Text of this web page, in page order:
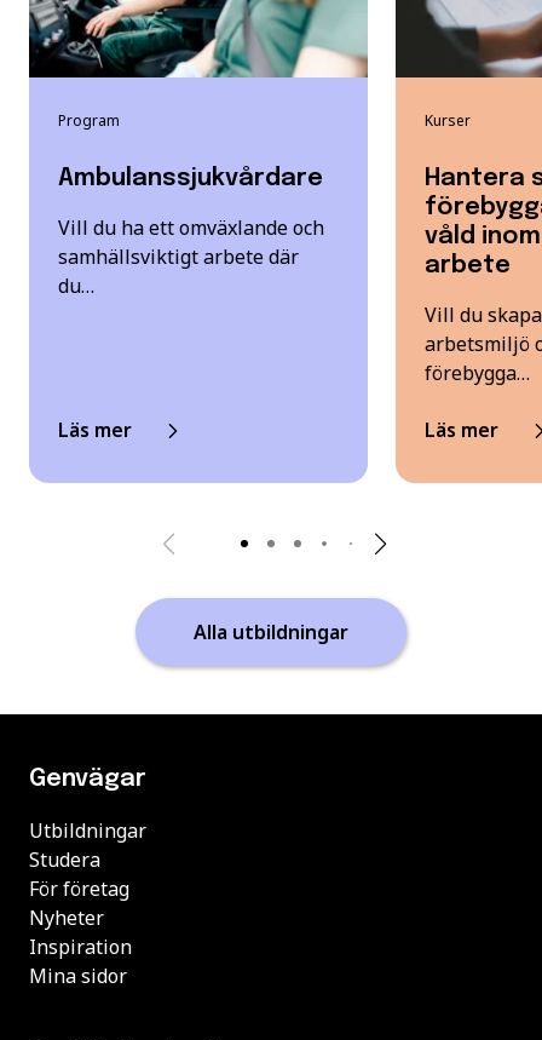
Program
Ambulanssjukvårdare
Vill du ha ett omväxlande och
samhällsviktigt arbete där
du…
Läs mer
Kurser
Hantera
våld
arbete
Vill du
arbetsmiljö
förebygga…
Läs mer
Alla utbildningar
Genvägar
Utbildningar
Studera
För företag
Nyheter
Inspiration
Mina sidor